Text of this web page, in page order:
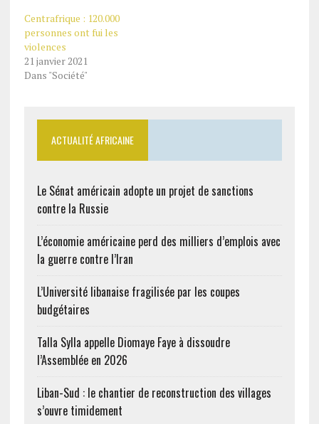
Centrafrique : 120.000
personnes ont fui les
violences
21 janvier 2021
Dans "Société"
ACTUALITÉ AFRICAINE
Le Sénat américain adopte un projet de sanctions
contre la Russie
L’économie américaine perd des milliers d’emplois avec
la guerre contre l’Iran
L’Université libanaise fragilisée par les coupes
budgétaires
Talla Sylla appelle Diomaye Faye à dissoudre
l’Assemblée en 2026
Liban-Sud : le chantier de reconstruction des villages
s’ouvre timidement